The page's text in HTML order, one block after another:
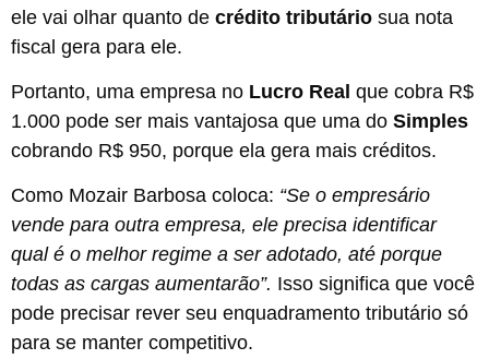
ele vai olhar quanto de crédito tributário sua nota
fiscal gera para ele.
Portanto, uma empresa no Lucro Real que cobra R$
1.000 pode ser mais vantajosa que uma do Simples
cobrando R$ 950, porque ela gera mais créditos.
Como Mozair Barbosa coloca: “Se o empresário
vende para outra empresa, ele precisa identificar
qual é o melhor regime a ser adotado, até porque
todas as cargas aumentarão”. Isso significa que você
pode precisar rever seu enquadramento tributário só
para se manter competitivo.